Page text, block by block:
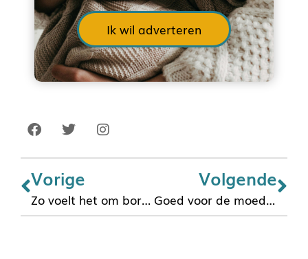
Ik wil adverteren
Vorige
Zo voelt het om borstvoeding te geven…
Volgende
Goed voor de moedermelk